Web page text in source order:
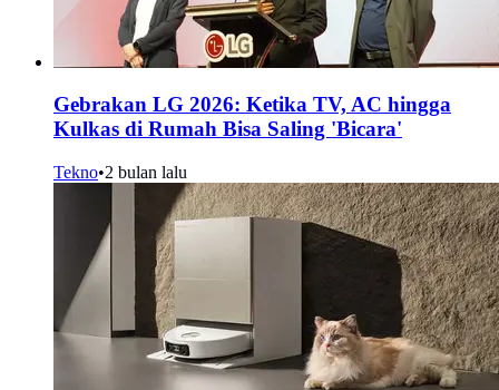
Gebrakan LG 2026: Ketika TV, AC hingga
Kulkas di Rumah Bisa Saling 'Bicara'
Tekno•2 bulan lalu